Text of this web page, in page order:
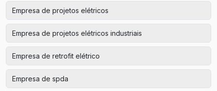
Empresa de projetos elétricos
Empresa de projetos elétricos industriais
Empresa de retrofit elétrico
Empresa de spda